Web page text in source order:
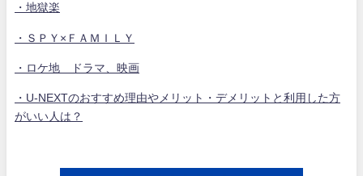
・地獄楽
・ＳＰＹ×ＦＡＭＩＬＹ
・ロケ地 ドラマ、映画
・U-NEXTのおすすめ理由やメリット・デメリットと利用した方
がいい人は？